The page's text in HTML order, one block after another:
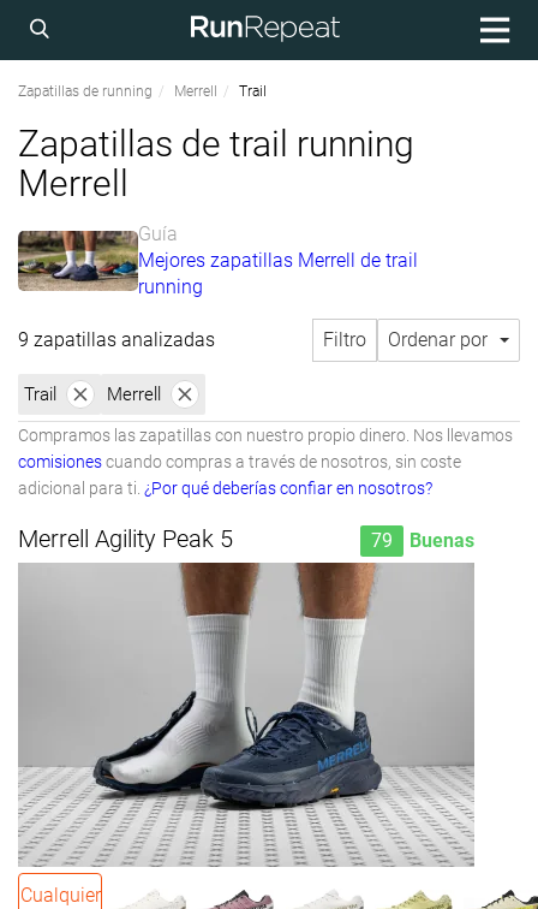
Zapatillas de running Merrell Trail
Zapatillas de trail running
Merrell
Guía
Mejores zapatillas Merrell de trail
running
9 zapatillas analizadas Filtro Ordenar por
Trail Merrell
Compramos las zapatillas con nuestro propio dinero. Nos llevamos
comisionescuando compras a través de nosotros, sin coste
adicional para ti. ¿Por qué deberías confiar en nosotros?
Merrell Agility Peak 5 79 Buenas
Cualquier